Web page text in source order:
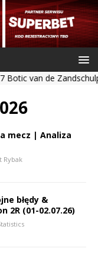
de Zandschulp ***
mecz | Analiza
Rybak
błędy &
2R (01-02.07.26)